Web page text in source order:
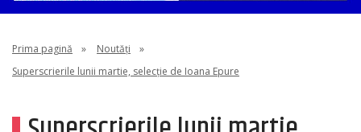
Prima pagină » Noutăți
»
Superscrierile lunii martie, selecție de Ioana Epure